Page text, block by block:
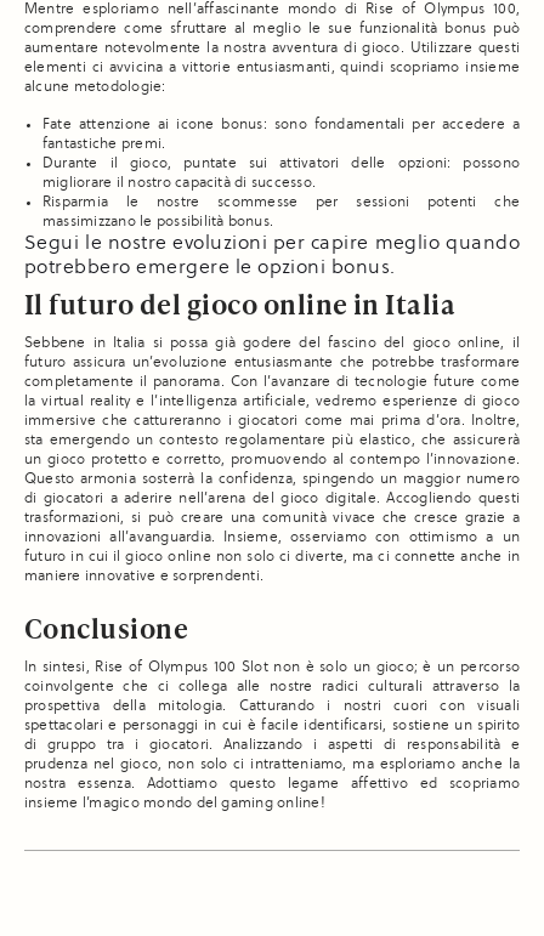
Mentre esploriamo nell’affascinante mondo di Rise of Olympus 100,
comprendere come sfruttare al meglio le sue funzionalità bonus può
aumentare notevolmente la nostra avventura di gioco. Utilizzare questi
elementi ci avvicina a vittorie entusiasmanti, quindi scopriamo insieme
alcune metodologie:
Fate attenzione ai icone bonus: sono fondamentali per accedere a
fantastiche premi.
Durante il gioco, puntate sui attivatori delle opzioni: possono
migliorare il nostro capacità di successo.
Risparmia le nostre scommesse per sessioni potenti che
massimizzano le possibilità bonus.
Segui le nostre evoluzioni per capire meglio quando
potrebbero emergere le opzioni bonus.
Il futuro del gioco online in Italia
Sebbene in Italia si possa già godere del fascino del gioco online, il
futuro assicura un’evoluzione entusiasmante che potrebbe trasformare
completamente il panorama. Con l’avanzare di tecnologie future come
la virtual reality e l’intelligenza artificiale, vedremo esperienze di gioco
immersive che cattureranno i giocatori come mai prima d’ora. Inoltre,
sta emergendo un contesto regolamentare più elastico, che assicurerà
un gioco protetto e corretto, promuovendo al contempo l’innovazione.
Questo armonia sosterrà la confidenza, spingendo un maggior numero
di giocatori a aderire nell’arena del gioco digitale. Accogliendo questi
trasformazioni, si può creare una comunità vivace che cresce grazie a
innovazioni all’avanguardia. Insieme, osserviamo con ottimismo a un
futuro in cui il gioco online non solo ci diverte, ma ci connette anche in
maniere innovative e sorprendenti.
Conclusione
In sintesi, Rise of Olympus 100 Slot non è solo un gioco; è un percorso
coinvolgente che ci collega alle nostre radici culturali attraverso la
prospettiva della mitologia. Catturando i nostri cuori con visuali
spettacolari e personaggi in cui è facile identificarsi, sostiene un spirito
di gruppo tra i giocatori. Analizzando i aspetti di responsabilità e
prudenza nel gioco, non solo ci intratteniamo, ma esploriamo anche la
nostra essenza. Adottiamo questo legame affettivo ed scopriamo
insieme l’magico mondo del gaming online!